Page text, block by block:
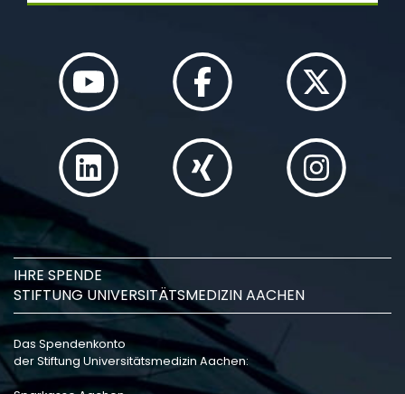
IHRE SPENDE
STIFTUNG UNIVERSITÄTSMEDIZIN AACHEN
Das Spendenkonto
der Stiftung Universitätsmedizin Aachen: